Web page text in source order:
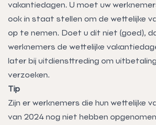
vakantiedagen. U moet uw
ook in staat stellen om de wettelijke
op te nemen. Doet u dit niet (goed),
werknemers de wettelijke
later bij uitdiensttreding om
verzoeken.
Tip
Zijn er werknemers die hun wettelijke
van 2024 nog niet hebben